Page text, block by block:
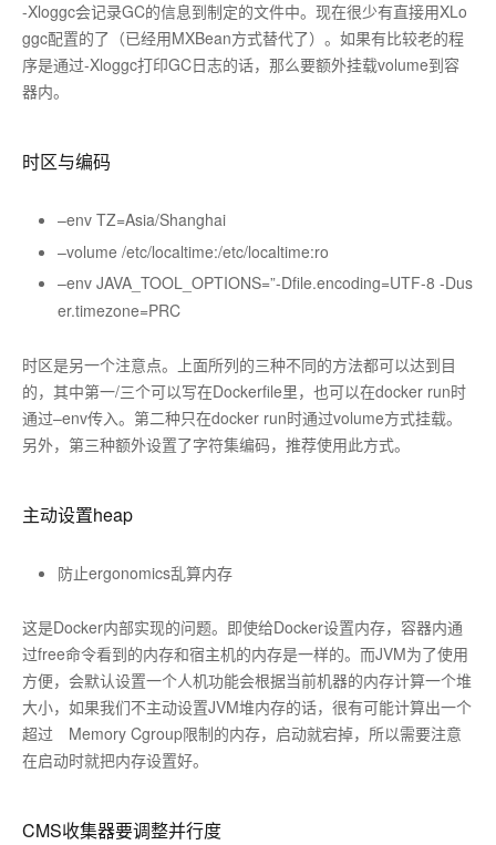
-Xloggc会记录GC的信息到制定的文件中。现在很少有直接用XLo
ggc配置的了（已经用MXBean方式替代了）。如果有比较老的程
序是通过-Xloggc打印GC日志的话，那么要额外挂载volume到容
器内。
时区与编码
–env TZ=Asia/Shanghai
–volume /etc/localtime:/etc/localtime:ro
–env JAVA_TOOL_OPTIONS=”-Dfile.encoding=UTF-8 -Dus
er.timezone=PRC
时区是另一个注意点。上面所列的三种不同的方法都可以达到目
的，其中第一/三个可以写在Dockerfile里，也可以在docker run时
通过–env传入。第二种只在docker run时通过volume方式挂载。
另外，第三种额外设置了字符集编码，推荐使用此方式。
主动设置heap
防止ergonomics乱算内存
这是Docker内部实现的问题。即使给Docker设置内存，容器内通
过free命令看到的内存和宿主机的内存是一样的。而JVM为了使用
方便，会默认设置一个人机功能会根据当前机器的内存计算一个堆
大小，如果我们不主动设置JVM堆内存的话，很有可能计算出一个
超过 Memory Cgroup限制的内存，启动就宕掉，所以需要注意
在启动时就把内存设置好。
CMS收集器要调整并行度